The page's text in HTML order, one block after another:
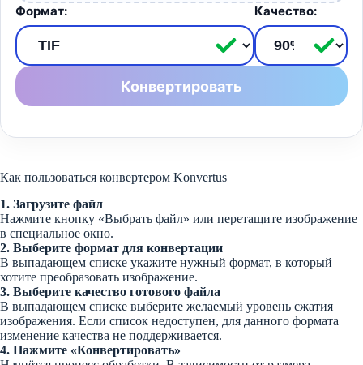
Формат: Качество:
Конвертировать
Как пользоваться конвертером Konvertus
1. Загрузите файл
Нажмите кнопку «Выбрать файл» или перетащите изображение
в специальное окно.
2. Выберите формат для конвертации
В выпадающем списке укажите нужный формат, в который
хотите преобразовать изображение.
3. Выберите качество готового файла
В выпадающем списке выберите желаемый уровень сжатия
изображения. Если список недоступен, для данного формата
изменение качества не поддерживается.
4. Нажмите «Конвертировать»